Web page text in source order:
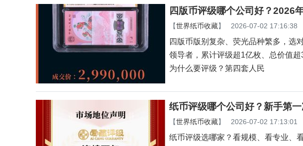
四版币评级哪个公司好？2026
【世界纸币收藏】 2026-07-02 17:16:38
四版币版别复杂、荧光品种繁多，选
领导者，累计评级超1亿枚、总价值
为什么要评级？第四套人民
纸币评级哪个公司好？新手第
【世界纸币收藏】 2026-07-02 17:13:01
纸币评级选哪家？看规模、看专业、